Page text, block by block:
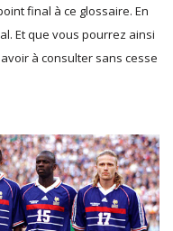
final à ce glossaire. En
Et que vous pourrez ainsi
à consulter sans cesse